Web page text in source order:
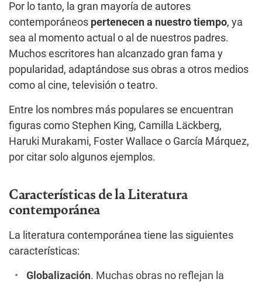
Por lo tanto, la gran mayoría de autores
contemporáneos pertenecen a nuestro tiempo, ya
sea al momento actual o al de nuestros padres.
Muchos escritores han alcanzado gran fama y
popularidad, adaptándose sus obras a otros medios
como al cine, televisión o teatro.
Entre los nombres más populares se encuentran
figuras como Stephen King, Camilla Läckberg,
Haruki Murakami, Foster Wallace o García Márquez,
por citar solo algunos ejemplos.
Características de la Literatura
contemporánea
La literatura contemporánea tiene las siguientes
características:
Globalización. Muchas obras no reflejan la